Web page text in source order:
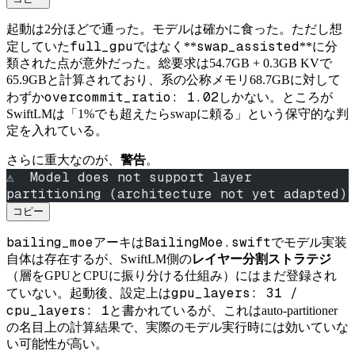
起動は2分ほどで通った。モデルは確かに食った。ただし想
定していたfull_gpuではなく**swap_assisted**に分
類された点が意外だった。総要求は54.7GB + 0.3GB KVで
65.9GBと計算されており、系の公称メモリ68.7GBに対して
わずかovercommit_ratio: 1.02しかない。ところが
SwiftLMは「1%でも超えたらswapに頼る」という保守的な判
定を入れている。
さらに重大なのが、 警告。
⚠️  Model does not support layer
partitioning (architecture not yet adapted)
コピー
bailing_moeアーキはBailingMoe.swiftでモデル実装
自体は存在するが、SwiftLM側のレイヤー分割ストラテジ
（層をGPUとCPUに振り分ける仕組み）にはまだ登録され
ていない。起動後、設定上はgpu_layers: 31 /
cpu_layers: 1と書かれているが、これはauto-partitioner
の名目上の計算結果で、実際のモデル実行時には効いていな
い可能性が高い。